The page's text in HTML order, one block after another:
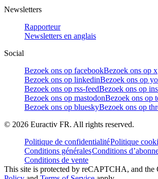
Newsletters
Rapporteur
Newsletters en anglais
Social
Bezoek ons op facebookBezoek ons op x
Bezoek ons op linkedinBezoek ons op
Bezoek ons op rss-feedBezoek ons op
Bezoek ons op mastodonBezoek ons op
Bezoek ons op blueskyBezoek ons op
© 2026 Euractiv FR. All rights reserved.
Politique de confidentialitéPolitique
Conditions généralesConditions
Conditions de vente
This site is protected by reCAPTCHA, and the